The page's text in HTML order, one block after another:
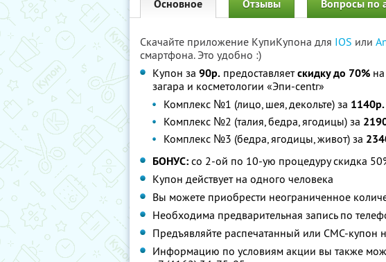
Основное Отзывы Вопросы по
Скачайте приложение КупиКупона для IOS или
смартфона. Это удобно :)
Купон за 90р. предоставляетскидку до 70%
загара и косметологии «Эпи-centr»
Комплекс №1 (лицо, шея, декольте) за
Комплекс №2 (талия, бедра, ягодицы) за
Комплекс №3 (бедра, ягодицы, живот) за
БОНУС: со 2-ой по 10-ую процедуру скидка
Купон действует на одного человека
Вы можете приобрести неограниченное
Необходима предварительная запись по
Предъявляйте распечатанный или СМС-купон
Информацию по условиям акции вы также